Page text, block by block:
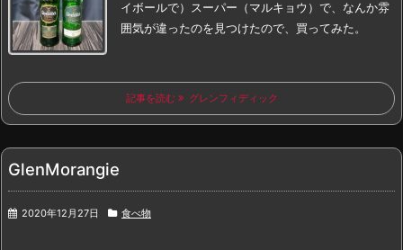
イボールで） スーパー（マルキョウ）で、なんか雰
囲気が違ったのを見つけたので、買ってみた。
記事を読む グレンフィディック
GlenMorangie
2020年12月27日 食べ物